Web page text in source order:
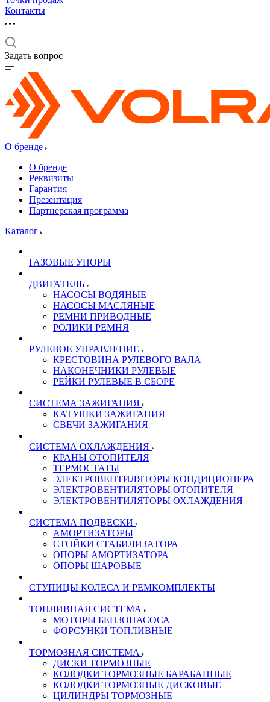
Контакты
Задать вопрос
О бренде
О бренде
Реквизиты
Гарантия
Презентация
Партнерская программа
Каталог
ГАЗОВЫЕ УПОРЫ
ДВИГАТЕЛЬ
НАСОСЫ ВОДЯНЫЕ
НАСОСЫ МАСЛЯНЫЕ
РЕМНИ ПРИВОДНЫЕ
РОЛИКИ РЕМНЯ
РУЛЕВОЕ УПРАВЛЕНИЕ
КРЕСТОВИНА РУЛЕВОГО ВАЛА
НАКОНЕЧНИКИ РУЛЕВЫЕ
РЕЙКИ РУЛЕВЫЕ В СБОРЕ
СИСТЕМА ЗАЖИГАНИЯ
КАТУШКИ ЗАЖИГАНИЯ
СВЕЧИ ЗАЖИГАНИЯ
СИСТЕМА ОХЛАЖДЕНИЯ
КРАНЫ ОТОПИТЕЛЯ
ТЕРМОСТАТЫ
ЭЛЕКТРОВЕНТИЛЯТОРЫ КОНДИЦИОНЕРА
ЭЛЕКТРОВЕНТИЛЯТОРЫ ОТОПИТЕЛЯ
ЭЛЕКТРОВЕНТИЛЯТОРЫ ОХЛАЖДЕНИЯ
СИСТЕМА ПОДВЕСКИ
АМОРТИЗАТОРЫ
СТОЙКИ СТАБИЛИЗАТОРА
ОПОРЫ АМОРТИЗАТОРА
ОПОРЫ ШАРОВЫЕ
СТУПИЦЫ КОЛЕСА И РЕМКОМПЛЕКТЫ
ТОПЛИВНАЯ СИСТЕМА
МОТОРЫ БЕНЗОНАСОСА
ФОРСУНКИ ТОПЛИВНЫЕ
ТОРМОЗНАЯ СИСТЕМА
ДИСКИ ТОРМОЗНЫЕ
КОЛОДКИ ТОРМОЗНЫЕ БАРАБАННЫЕ
КОЛОДКИ ТОРМОЗНЫЕ ДИСКОВЫЕ
ЦИЛИНДРЫ ТОРМОЗНЫЕ